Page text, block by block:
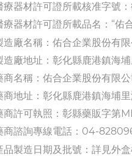
療器材許可證所載核准字號
療器材許可證所載品名：“佑
造廠名稱：佑合企業股份有限
造廠地址：彰化縣鹿港鎮海
商名稱：佑合企業股份有限公
商地址：彰化縣鹿港鎮海埔
商許可執照：彰縣藥販字第
商諮詢專線電話：04-
品製造日期及批號：詳見外